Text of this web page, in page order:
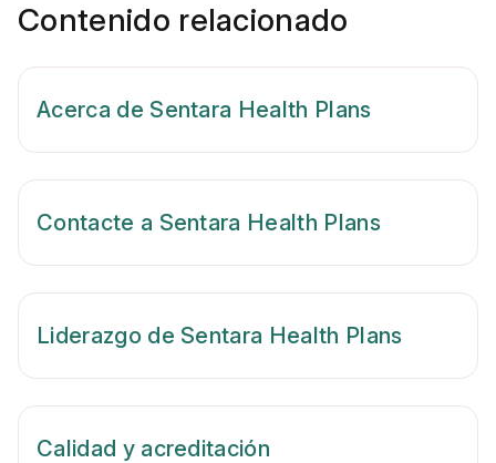
Contenido relacionado
Acerca de Sentara Health Plans
Contacte a Sentara Health Plans
Liderazgo de Sentara Health Plans
Calidad y acreditación